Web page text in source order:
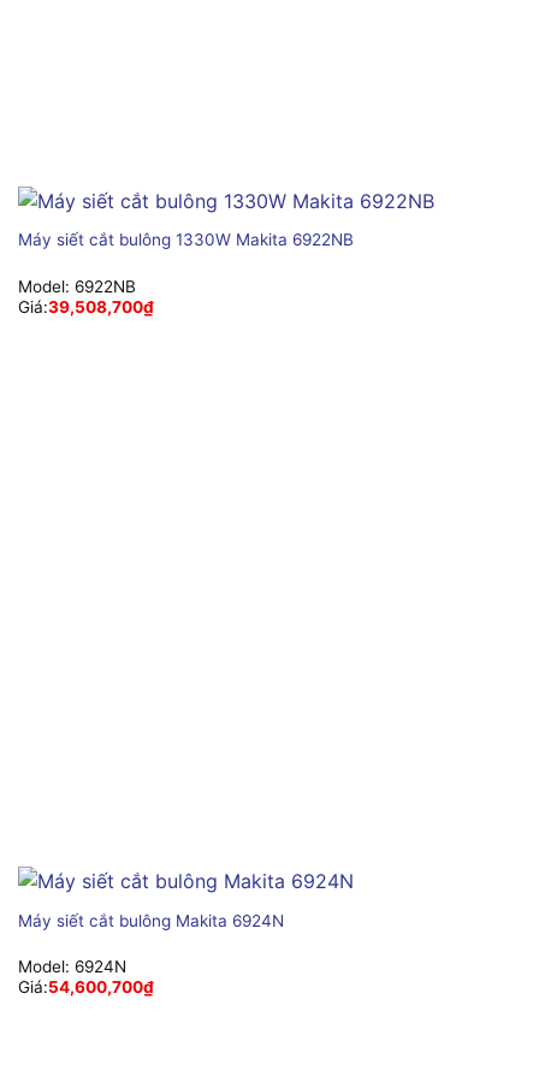
Máy siết cắt bulông 1330W Makita 6922NB
Model: 6922NB
Giá:39,508,700₫
Máy siết cắt bulông Makita 6924N
Model: 6924N
Giá:54,600,700₫